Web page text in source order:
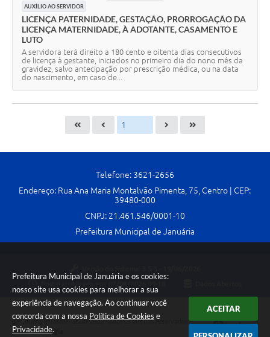
Prefeitura Municipal de Januária e os cookies:
nosso site usa cookies para melhorar a sua
experiência de navegação. Ao continuar você
concorda com a nossa Política de Cookies e
Privacidade.
ACEITAR
AUXÍLIO AO SERVIDOR
LICENÇA PATERNIDADE, GESTAÇÃO, PRORROGAÇÃO DA
LICENÇA MATERNIDADE, À ADOTANTE, CASAMENTO E
LUTO
A servidora terá direito a 180 cento e oitenta dias consecutivos
de licença à gestante, iniciados no primeiro dia do nono mês da
gravidez, salvo antecipação por prescrição médica, ou na data
do nascimento, em caso de...
Telefone: 3621-2656
Endereço: Rua Ana Maria Montalvão Pimenta, 75, Centro | CEP:
39480-000
CNPJ: 21.461.546/0001-10
Prefeitura Municipal de Januária
Copyright Instar - 2006-2026. Todos os direitos reservados -
Instar Tecnologia